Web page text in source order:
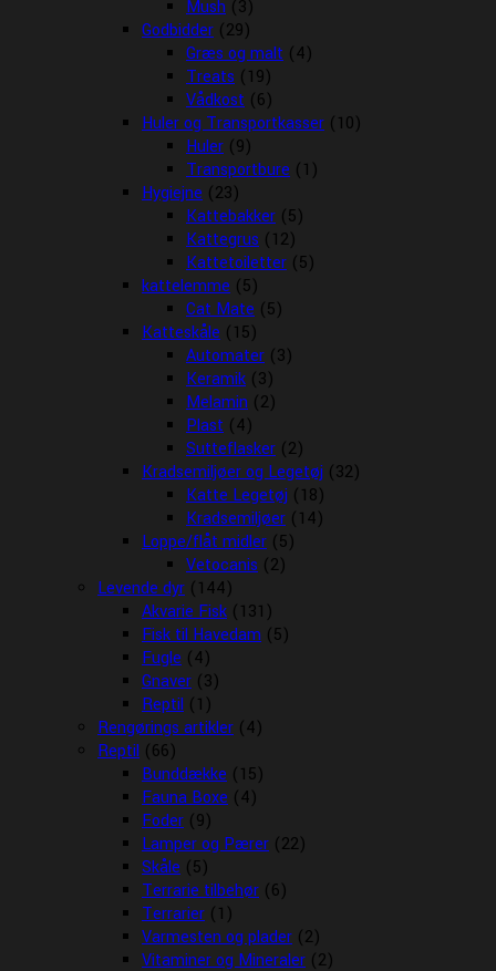
Mush (3)
Godbidder (29)
Græs og malt (4)
Treats (19)
Vådkost (6)
Huler og Transportkasser (10)
Huler (9)
Transportbure (1)
Hygiejne (23)
Kattebakker (5)
Kattegrus (12)
Kattetoiletter (5)
kattelemme (5)
Cat Mate (5)
Katteskåle (15)
Automater (3)
Keramik (3)
Melamin (2)
Plast (4)
Sutteflasker (2)
Kradsemiljøer og Legetøj (32)
Katte Legetøj (18)
Kradsemiljøer (14)
Loppe/flåt midler (5)
Vetocanis (2)
Levende dyr (144)
Akvarie Fisk (131)
Fisk til Havedam (5)
Fugle (4)
Gnaver (3)
Reptil (1)
Rengørings artikler (4)
Reptil (66)
Bunddække (15)
Fauna Boxe (4)
Foder (9)
Lamper og Pærer (22)
Skåle (5)
Terrarie tilbehør (6)
Terrarier (1)
Varmesten og plader (2)
Vitaminer og Mineraler (2)